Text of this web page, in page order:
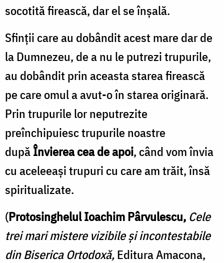
socotită firească, dar el se înșală.
Sfinții care au dobândit acest mare dar de
la Dumnezeu, de a nu le putrezi trupurile,
au dobândit prin aceasta starea firească
pe care omul a avut-o în starea originară.
Prin trupurile lor neputrezite
preînchipuiesc trupurile noastre
dupăÎnvierea cea de apoi, când vom învia
cu aceleeași trupuri cu care am trăit, însă
spiritualizate.
(Protosinghelul Ioachim Pârvulescu, Cele
trei mari mistere vizibile și incontestabile
din Biserica Ortodoxă,Editura Amacona,